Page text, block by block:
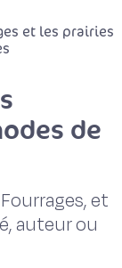
et les prairies
de
et
auteur ou